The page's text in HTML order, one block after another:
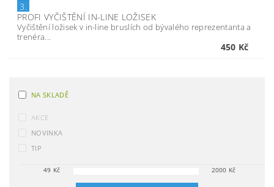
3.
PROFI VYČIŠTĚNÍ IN-LINE LOŽISEK
Vyčištění ložisek v in-line bruslích od bývalého reprezentanta a
trenéra...
450 Kč
NA SKLADĚ
AKCE
NOVINKA
TIP
49 Kč 2000 Kč